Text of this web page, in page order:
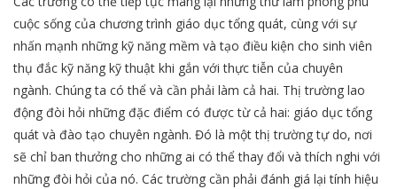
cuộc sống của chương trình giáo dục tổng quát, cùng với sự
nhấn mạnh những kỹ năng mềm và tạo điều kiện cho sinh viên
thụ đắc kỹ năng kỹ thuật khi gắn với thực tiễn của chuyên
ngành. Chúng ta có thể và cần phải làm cả hai. Thị trường lao
động đòi hỏi những đặc điểm có được từ cả hai: giáo dục tổng
quát và đào tạo chuyên ngành. Đó là một thị trường tự do, nơi
sẽ chỉ ban thưởng cho những ai có thể thay đổi và thích nghi với
những đòi hỏi của nó. Các trường cần phải đánh giá lại tính hiệu